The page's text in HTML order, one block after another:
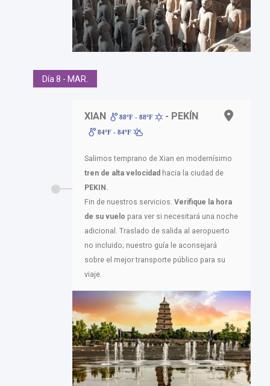
Día 8 - MAR.
XIAN 88ºF - 88ºF - PEKÍN
84ºF - 84ºF
Salimos temprano de Xian en modernísimo
tren de alta velocidad hacia la ciudad de
PEKIN.
Fin de nuestros servicios. Verifique la hora
de su vuelo para ver si necesitará una noche
adicional. Traslado de salida al aeropuerto
no incluido; nuestro guía le aconsejará
sobre el mejor transporte público para su
viaje.